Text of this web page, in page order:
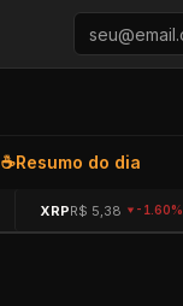
☕Resumo do dia
XRPR$ 5,38 -1.60%